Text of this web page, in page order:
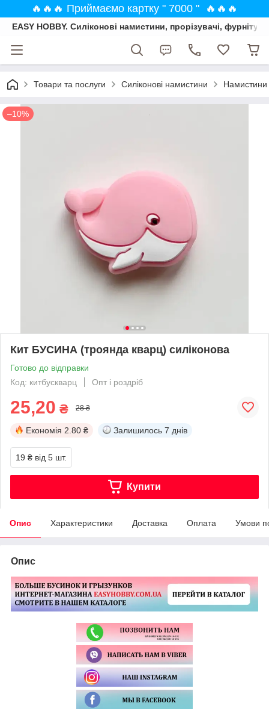
🔥🔥🔥 Приймаємо картку " 7000 " 🔥🔥🔥
EASY HOBBY. Силіконові намистини, прорізувачі,
Товари та послуги Силіконові намистини Намистини
–10%
Кит БУСИНА (троянда кварц) силіконова
Готово до відправки
Код: китбускварц
Опт і роздріб
25,20 ₴ 28 ₴
Економія 2.80 ₴ Залишилось 7 днів
19 ₴ від 5 шт.
Купити
Опис Характеристики Доставка Оплата Умови
Опис